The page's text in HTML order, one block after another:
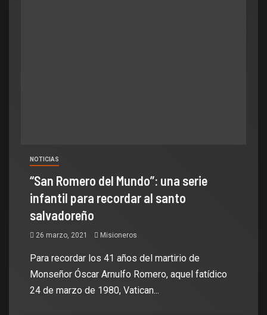
NOTICIAS
“San Romero del Mundo”: una serie
infantil para recordar al santo
salvadoreño
26 marzo, 2021 Misioneros
Para recordar los 41 años del martirio de
Monseñor Óscar Arnulfo Romero, aquel fatídico
24 de marzo de 1980, Vatican...